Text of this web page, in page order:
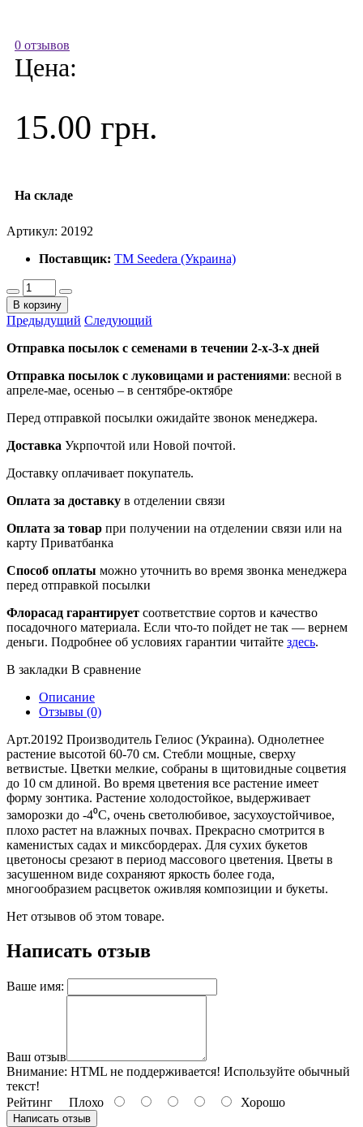
0 отзывов
Цена:
15.00 грн.
На складе
Артикул: 20192
Поставщик: ТМ Seedera (Украина)
В корзину
Предыдущий Следующий
Отправка посылок с семенами в течении 2-х-3-х дней
Отправка посылок с луковицами и растениями: весной в
апреле-мае, осенью – в сентябре-октябре
Перед отправкой посылки ожидайте звонок менеджера.
Доставка Укрпочтой или Новой почтой.
Доставку оплачивает покупатель.
Оплата за доставку в отделении связи
Оплата за товар при получении на отделении связи или на
карту Приватбанка
Способ оплаты можно уточнить во время звонка менеджера
перед отправкой посылки
Флорасад гарантирует соответствие сортов и качество
посадочного материала. Если что-то пойдет не так — вернем
деньги. Подробнее об условиях гарантии читайте здесь.
В закладки В сравнение
Описание
Отзывы (0)
Арт.20192 Производитель Гелиос (Украина). Однолетнее
растение высотой 60-70 см. Стебли мощные, сверху
ветвистые. Цветки мелкие, собраны в щитовидные соцветия
до 10 см длиной. Во время цветения все растение имеет
форму зонтика. Растение холодостойкое, выдерживает
заморозки до -4⁰С, очень светолюбивое, засухоустойчивое,
плохо растет на влажных почвах. Прекрасно смотрится в
каменистых садах и миксбордерах. Для сухих букетов
цветоносы срезают в период массового цветения. Цветы в
засушенном виде сохраняют яркость более года,
многообразием расцветок оживляя композиции и букеты.
Нет отзывов об этом товаре.
Написать отзыв
Ваше имя:
Ваш отзыв
Внимание: HTML не поддерживается! Используйте обычный
текст!
Рейтинг Плохо Хорошо
Написать отзыв